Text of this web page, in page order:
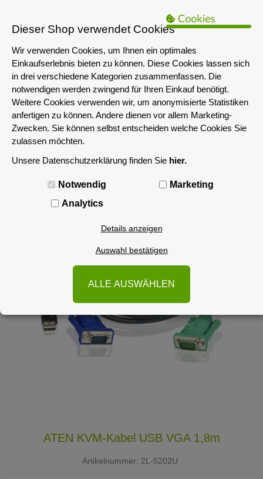
Das servershop-bayern.de Angebot richtet sich nur an
Unternehmen i.S.d. § 14 BGB sowie die öffentliche Hand. Ein Verkauf
an Privatpersonen ist nicht möglich.
MENÜ
ATEN KVM-Kabel USB VGA 1,8m
Artikelnummer: 2L-5202U
Dieser Shop verwendet Cookies
Wir verwenden Cookies, um Ihnen ein optimales
Einkaufserlebnis bieten zu können. Diese Cookies lassen sich
in drei verschiedene Kategorien zusammenfassen. Die
notwendigen werden zwingend für Ihren Einkauf benötigt.
Weitere Cookies verwenden wir, um anonymisierte Statistiken
anfertigen zu können. Andere dienen vor allem Marketing-
Zwecken. Sie können selbst entscheiden welche Cookies Sie
zulassen möchten.
Unsere Datenschutzerklärung finden Sie hier.
Notwendig
Marketing
Analytics
Details anzeigen
Auswahl bestätigen
ALLE AUSWÄHLEN